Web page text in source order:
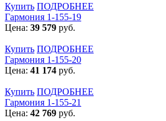
Купить ПОДРОБНЕЕ
Гармония 1-155-19
Цена: 39 579 руб.
Купить ПОДРОБНЕЕ
Гармония 1-155-20
Цена: 41 174 руб.
Купить ПОДРОБНЕЕ
Гармония 1-155-21
Цена: 42 769 руб.